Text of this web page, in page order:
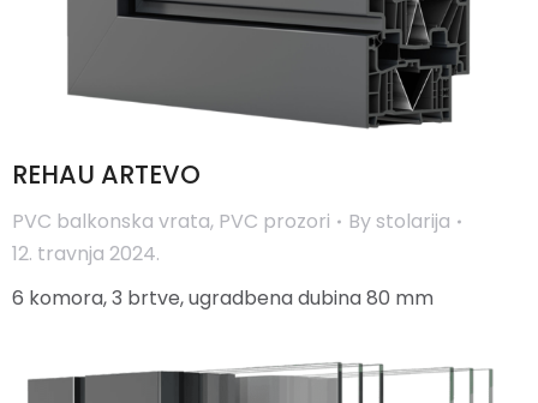
REHAU ARTEVO
PVC balkonska vrata, PVC prozori Bystolarija
12. travnja 2024.
6 komora, 3 brtve, ugradbena dubina 80 mm